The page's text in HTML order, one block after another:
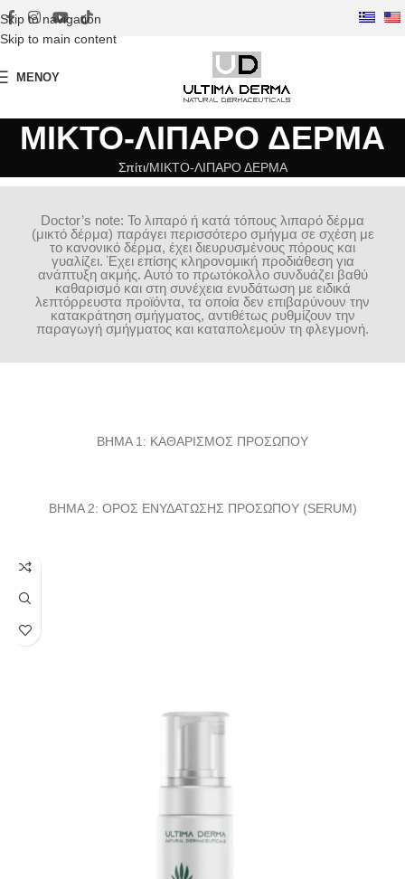
Skip to navigation
Skip to main content
ΜΕΝΟΎ
ΜΙΚΤΟ-ΛΙΠΑΡΟ ΔΕΡΜΑ
Σπίτι ΜΙΚΤΟ-ΛΙΠΑΡΟ ΔΕΡΜΑ
Doctor’s note: Το λιπαρό ή κατά τόπους λιπαρό δέρμα
(μικτό δέρμα) παράγει περισσότερο σμήγμα σε σχέση με
το κανονικό δέρμα, έχει διευρυσμένους πόρους και
γυαλίζει. Έχει επίσης κληρονομική προδιάθεση για
ανάπτυξη ακμής. Αυτό το πρωτόκολλο συνδυάζει βαθύ
καθαρισμό και στη συνέχεια ενυδάτωση με ειδικά
λεπτόρρευστα προϊόντα, τα οποία δεν επιβαρύνουν την
κατακράτηση σμήγματος, αντιθέτως ρυθμίζουν την
παραγωγή σμήγματος και καταπολεμούν τη φλεγμονή.
ΒΗΜΑ 1: ΚΑΘΑΡΙΣΜΟΣ ΠΡΟΣΩΠΟΥ
ΒΗΜΑ 2: ΟΡΟΣ ΕΝΥΔΑΤΩΣΗΣ ΠΡΟΣΩΠΟΥ (SERUM)